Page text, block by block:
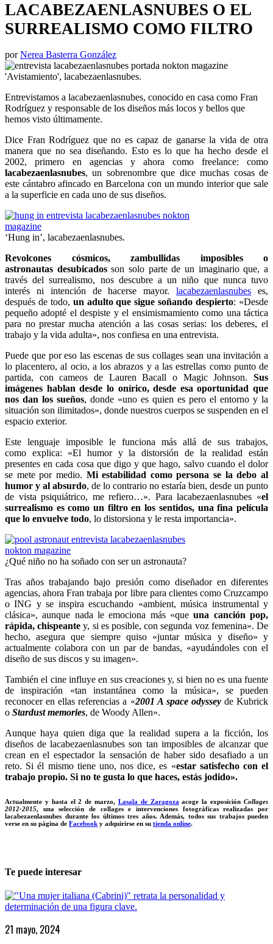
LACABEZAENLASNUBES O EL
SURREALISMO COMO FILTRO
por Nerea Basterra González
'Avistamiento', lacabezaenlasnubes.
Entrevistamos a lacabezaenlasnubes, conocido en casa como Fran
Rodríguez y responsable de los diseños más locos y bellos que
hemos visto últimamente.
Dice Fran Rodríguez que no es capaz de ganarse la vida de otra
manera que no sea diseñando. Esto es lo que ha hecho desde el
2002, primero en agencias y ahora como freelance: como
lacabezaenlasnubes, un sobrenombre que dice muchas cosas de
este cántabro afincado en Barcelona con un mundo interior que sale
a la superficie en cada uno de sus diseños.
‘Hung in’, lacabezaenlasnubes.
Revolcones cósmicos, zambullidas imposibles o
astronautas desubicadosson solo parte de un imaginario que, a
través del surrealismo, nos descubre a un niño que nunca tuvo
interés ni intención de hacerse mayor.lacabezaenlasnubes es,
después de todo, un adulto que sigue soñando despierto: «Desde
pequeño adopté el despiste y el ensimismamiento como una táctica
para no prestar mucha atención a las cosas serias: los deberes, el
trabajo y la vida adulta», nos confiesa en una entrevista.
Puede que por eso las escenas de sus collages sean una invitación a
lo placentero, al ocio, a los abrazos y a las estrellas como punto de
partida, con cameos de Lauren Bacall o Magic Johnson. Sus
imágenes hablan desde lo onírico, desde esa oportunidad que
nos dan los sueños, donde «uno es quien es pero el entorno y la
situación son ilimitados», donde nuestros cuerpos se suspenden en el
espacio exterior.
Este lenguaje imposible le funciona más allá de sus trabajos,
como explica: «El humor y la distorsión de la realidad están
presentes en cada cosa que digo y que hago, salvo cuando el dolor
se mete por medio. Mi estabilidad como persona se la debo al
humor y al absurdo, de lo contrario no estaría bien, desde un punto
de vista psiquiátrico, me refiero…». Para lacabezaenlasnubes «el
surrealismo es como un filtro en los sentidos, una fina película
que lo envuelve todo, lo distorsiona y le resta importancia».
¿Qué niño no ha soñado con ser un astronauta?
Tras años trabajando bajo presión como diseñador en diferentes
agencias, ahora Fran trabaja por libre para clientes como Cruzcampo
o ING y se inspira escuchando «ambient, música instrumental y
clásica», aunque nada le emociona más «queuna canción pop,
rápida, chispeante y, si es posible, con segunda voz femenina». De
hecho, asegura que siempre quiso «juntar música y diseño» y
actualmente colabora con un par de bandas, «ayudándoles con el
diseño de sus discos y su imagen».
También el cine influye en sus creaciones y, si bien no es una fuente
de inspiración «tan instantánea como la música», se pueden
reconocer en ellas referencias a «2001 A space odysseyde Kubrick
o Stardust memories, de Woody Allen».
Aunque haya quien diga que la realidad supera a la ficción, los
diseños de lacabezaenlasnubes son tan imposibles de alcanzar que
crean en el espectador la sensación de haber sido desafiado a un
reto. Si él mismo tiene uno, nos dice, es «estar satisfecho con el
trabajo propio. Si no te gusta lo que haces, estás jodido».
Actualmente y hasta el 2 de marzo, Lasala de Zaragoza acoge la exposición Collages
2012-2015, una selección de collages e intervenciones fotográficas realizadas por
lacabezaenlasnubes durante los últimos tres años. Además, todos sus trabajos pueden
verse en su página de Facebook y adquirirse en su tienda online.
Te puede interesar
21 mayo, 2024